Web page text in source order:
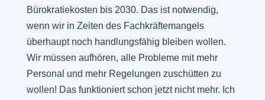
Bürokratiekosten bis 2030. Das ist notwendig,
wenn wir in Zeiten des Fachkräftemangels
überhaupt noch handlungsfähig bleiben wollen.
Wir müssen aufhören, alle Probleme mit mehr
Personal und mehr Regelungen zuschütten zu
wollen! Das funktioniert schon jetzt nicht mehr. Ich